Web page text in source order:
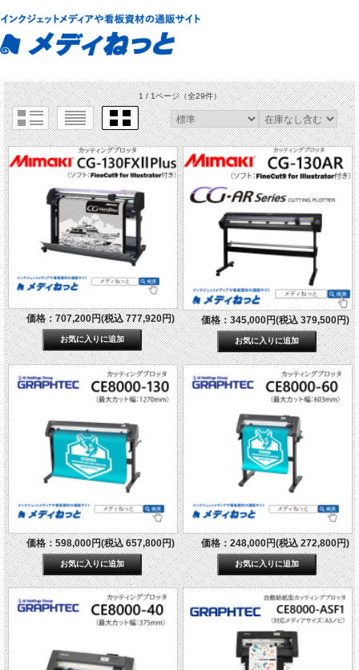
1 / 1ページ（全29件）
価格：707,200円(税込 777,920円) 価格：345,000円(税込 379,500円)
価格：598,000円(税込 657,800円) 価格：248,000円(税込 272,800円)